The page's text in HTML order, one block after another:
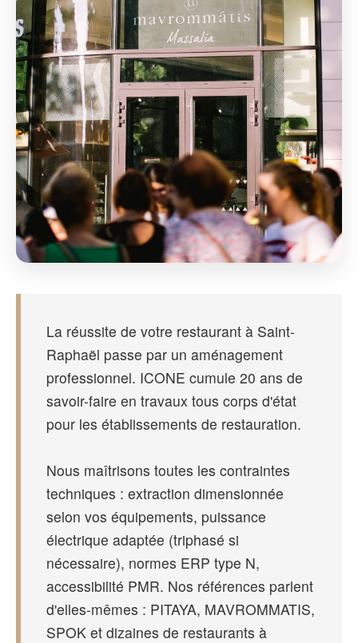
La réussite de votre restaurant à Saint-
Raphaël passe par un aménagement
professionnel. ICONE cumule 20 ans de
savoir-faire en travaux tous corps d'état
pour les établissements de restauration.
Nous maîtrisons toutes les contraintes
techniques : extraction dimensionnée
selon vos équipements, puissance
électrique adaptée (triphasé si
nécessaire), normes ERP type N,
accessibilité PMR. Nos références parlent
d'elles-mêmes : PITAYA, MAVROMMATIS,
SPOK et dizaines de restaurants à